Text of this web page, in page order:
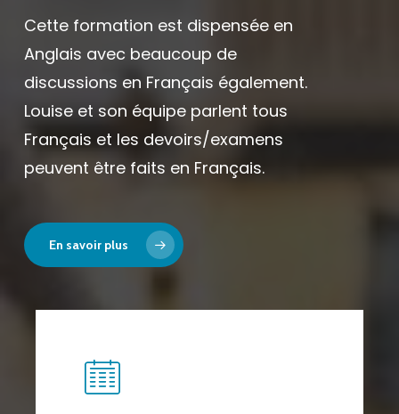
Cette formation est dispensée en
Anglais avec beaucoup de
discussions en Français également.
Louise et son équipe parlent tous
Français et les devoirs/examens
peuvent être faits en Français.
En savoir plus